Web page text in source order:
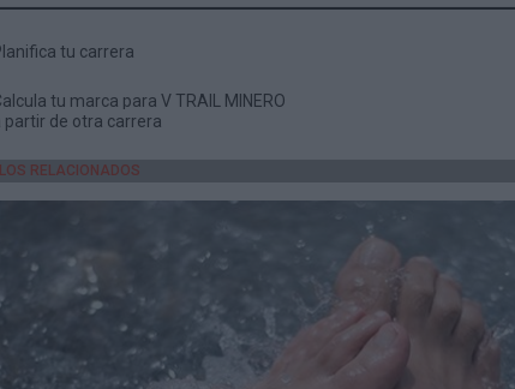
tu carrera
tu marca para V TRAIL MINERO
partir de otra carrera
RELACIONADOS